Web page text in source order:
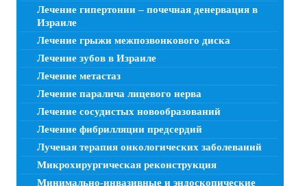
Лечение гипертонии – почечная денервация в
Израиле
Лечение грыжи межпозвонкового диска
Лечение зубов в Израиле
Лечение метастаз
Лечение паралича лицевого нерва
Лечение сосудистых новообразований
Лечение фибрилляции предсердий
Лучевая терапия онкологических заболеваний
Микрохирургическая реконструкция
Минимально-инвазивные и эндоскопические